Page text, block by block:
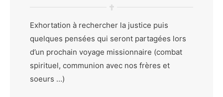
Exhortation à rechercher la justice puis
quelques pensées qui seront partagées lors
d’un prochain voyage missionnaire (combat
spirituel, communion avec nos frères et
soeurs …)